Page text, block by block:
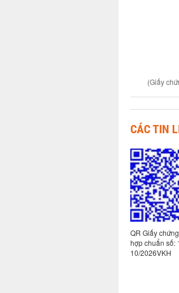
(Giấy
CÁC TIN
QR Giấy
hợp chuẩn số:
9/2026VKH